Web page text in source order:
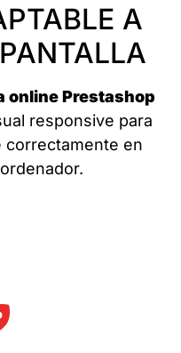
A
online Prestashop
responsive para
correctamente en